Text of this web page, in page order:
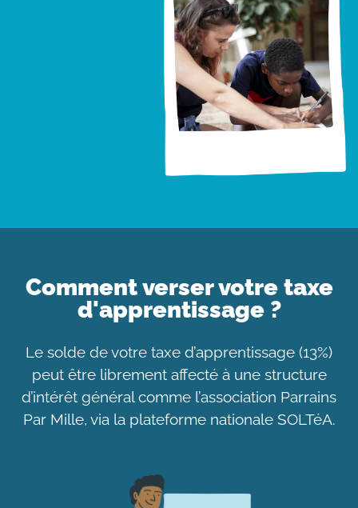
Comment verser votre taxe
d'apprentissage ?
Le solde de votre taxe d’apprentissage (13%)
peut être librement affecté à une structure
d’intérêt général comme l’association Parrains
Par Mille, via la plateforme nationale SOLTéA.